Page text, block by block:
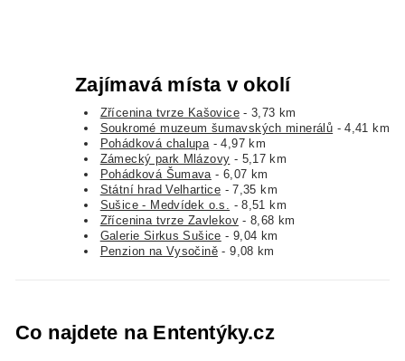
Zajímavá místa v okolí
Zřícenina tvrze Kašovice- 3,73 km
Soukromé muzeum šumavských minerálů - 4,41 km
Pohádková chalupa - 4,97 km
Zámecký park Mlázovy - 5,17 km
Pohádková Šumava - 6,07 km
Státní hrad Velhartice - 7,35 km
Sušice - Medvídek o.s.
- 8,51 km
Zřícenina tvrze Zavlekov- 8,68 km
Galerie Sirkus Sušice - 9,04 km
Penzion na Vysočině - 9,08 km
Co najdete na Ententýky.cz